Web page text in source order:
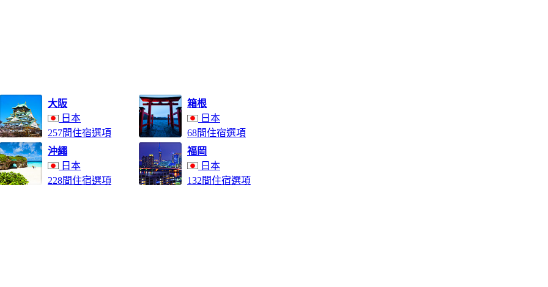
大阪
日本
257間住宿選項
箱根
日本
68間住宿選項
沖繩
日本
228間住宿選項
福岡
日本
132間住宿選項